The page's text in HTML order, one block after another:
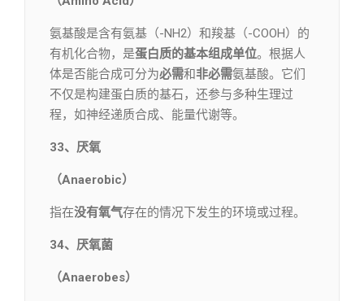
氨基酸是含有氨基（-NH2）和羧基（-COOH）的
有机化合物，是蛋白质的基本组成单位。根据人
体是否能合成可分为必需和非必需氨基酸。它们
不仅是构建蛋白质的基石，还参与多种生理过
程，如神经递质合成、能量代谢等。
33、厌氧
（Anaerobic）
指在没有氧气存在的情况下发生的环境或过程。
34、厌氧菌
（Anaerobes）